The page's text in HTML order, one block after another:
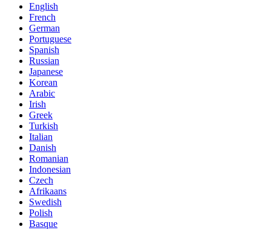
English
French
German
Portuguese
Spanish
Russian
Japanese
Korean
Arabic
Irish
Greek
Turkish
Italian
Danish
Romanian
Indonesian
Czech
Afrikaans
Swedish
Polish
Basque